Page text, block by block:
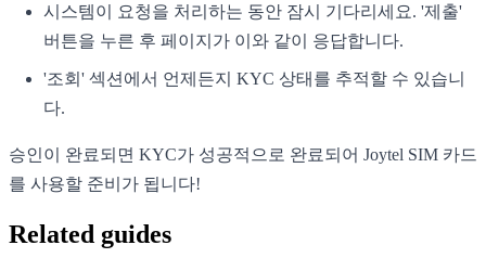
시스템이 요청을 처리하는 동안 잠시 기다리세요. '제출'
버튼을 누른 후 페이지가 이와 같이 응답합니다.
'조회' 섹션에서 언제든지 KYC 상태를 추적할 수 있습니
다.
승인이 완료되면 KYC가 성공적으로 완료되어 Joytel SIM 카드
를 사용할 준비가 됩니다!
Related guides